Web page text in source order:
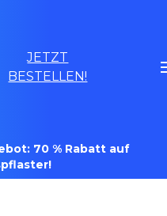
JETZT
BESTELLEN!
70 % Rabatt auf